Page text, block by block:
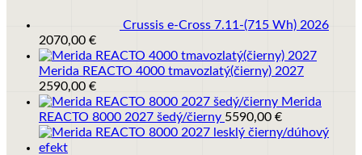
Crussis e-Cross 7.11-(715 Wh) 2026
2070,00 €
Merida REACTO 4000 tmavozlatý(čierny) 2027
2590,00 €
Merida
REACTO 8000 2027 šedý/čierny 5590,00 €